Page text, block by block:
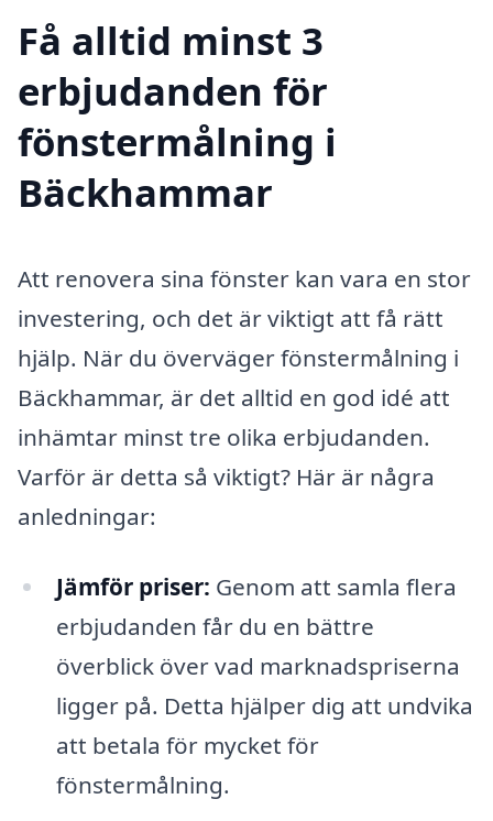
Få alltid minst 3
erbjudanden för
fönstermålning i
Bäckhammar
Att renovera sina fönster kan vara en stor
investering, och det är viktigt att få rätt
hjälp. När du överväger fönstermålning i
Bäckhammar, är det alltid en god idé att
inhämtar minst tre olika erbjudanden.
Varför är detta så viktigt? Här är några
anledningar:
Jämför priser: Genom att samla flera
erbjudanden får du en bättre
överblick över vad marknadspriserna
ligger på. Detta hjälper dig att undvika
att betala för mycket för
fönstermålning.